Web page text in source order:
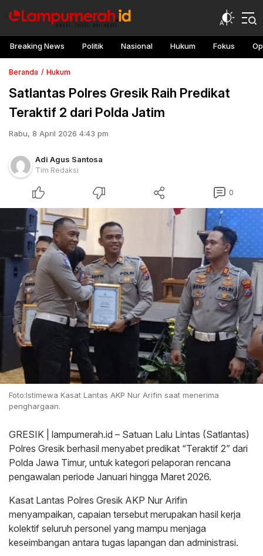
Breaking News Politik Nasional Hukum Fokus
Beranda Hukum
Satlantas Polres Gresik Raih Predikat
Teraktif 2 dari Polda Jatim
Rabu, 8 April 2026 4:43 pm
Adi Agus Santosa
Tim Redaksi
0
Foto:Istimewa Kasat Lantas AKP Nur Arifin saat menerima
penghargaan.
GRESIK | lampumerah.id – Satuan Lalu Lintas (Satlantas)
Polres Gresik berhasil menyabet predikat “Teraktif 2” dari
Polda Jawa Timur, untuk kategori pelaporan rencana
pengawalan periode Januari hingga Maret 2026.
Kasat Lantas Polres Gresik AKP Nur Arifin
menyampaikan, capaian tersebut merupakan hasil kerja
kolektif seluruh personel yang mampu menjaga
keseimbangan antara tugas lapangan dan administrasi.